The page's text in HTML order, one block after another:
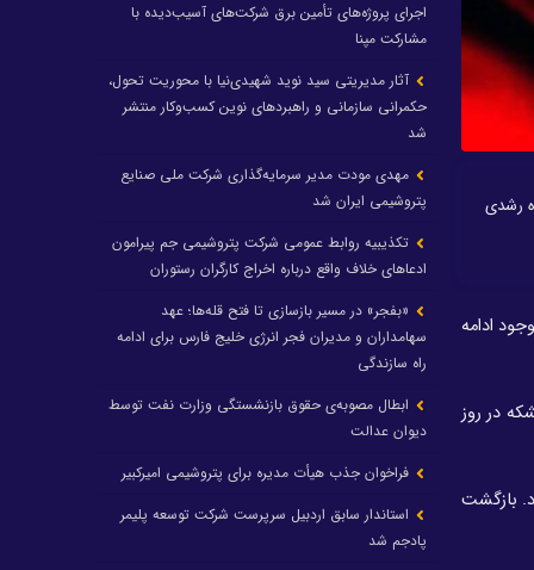
رشدی
ادامه
یک میلیون بشکه در روز
ایران وارد می‌کرد. بازگشت
اجرای پروژه‌های تأمین برق شرکت‌های آسیب‌دیده با
مشارکت مپنا
آثار مدیریتی سید نوید شهیدی‌نیا با محوریت تحول،
حکمرانی سازمانی و راهبردهای نوین کسب‌وکار منتشر
شد
مهدی مودت مدیر سرمایه‌گذاری شرکت ملی صنایع
پتروشیمی ایران شد
تکذیبیه روابط عمومی شرکت پتروشیمی جم پیرامون
ادعاهای خلاف واقع درباره اخراج کارگران رستوران
«بفجر» در مسیر بازسازی تا فتح قله‌ها؛ عهد
سهامداران و مدیران فجر انرژی خلیج فارس برای ادامه
راه سازندگی
ابطال مصوبه‌ی حقوق بازنشستگی وزارت نفت توسط
دیوان عدالت
فراخوان جذب هیأت مدیره برای پتروشیمی امیرکبیر
استاندار سابق اردبیل سرپرست شرکت توسعه پلیمر
پادجم شد